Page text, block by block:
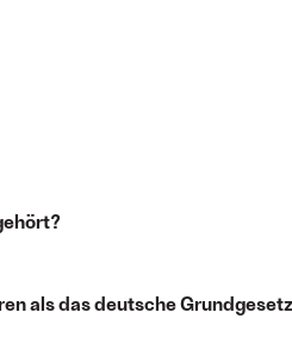
als das deutsche Grundgesetz